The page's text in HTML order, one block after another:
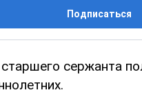
Подписаться
сержанта